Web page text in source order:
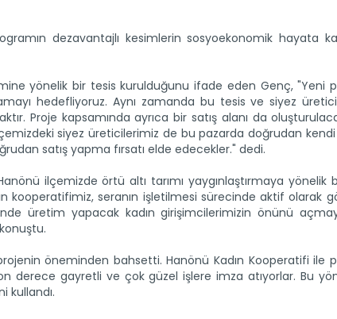
dezavantajlı kesimlerin sosyoekonomik hayata
yönelik bir tesis kurulduğunu ifade eden Genç, "Yeni
hedefliyoruz. Aynı zamanda bu tesis ve siyez
Proje kapsamında ayrıca bir satış alanı da
siyez üreticilerimiz de bu pazarda doğrudan
satış yapma fırsatı elde edecekler." dedi.
ilçemizde örtü altı tarımı yaygınlaştırmaya yönelik
kooperatifimiz, seranın işletilmesi sürecinde aktif olarak
üretim yapacak kadın girişimcilerimizin önünü
öneminden bahsetti. Hanönü Kadın Kooperatifi ile
son derece gayretli ve çok güzel işlere imza atıyorlar. Bu
kullandı.